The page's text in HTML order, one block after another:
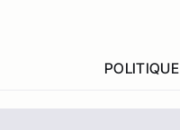
POLITIQUE